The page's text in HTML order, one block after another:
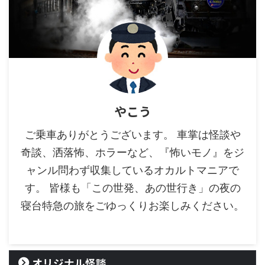
やこう
ご乗車ありがとうございます。 車掌は怪談や
奇談、洒落怖、ホラーなど、『怖いモノ』をジ
ャンル問わず収集しているオカルトマニアで
す。 皆様も「この世発、あの世行き」の夜の
寝台特急の旅をごゆっくりお楽しみください。